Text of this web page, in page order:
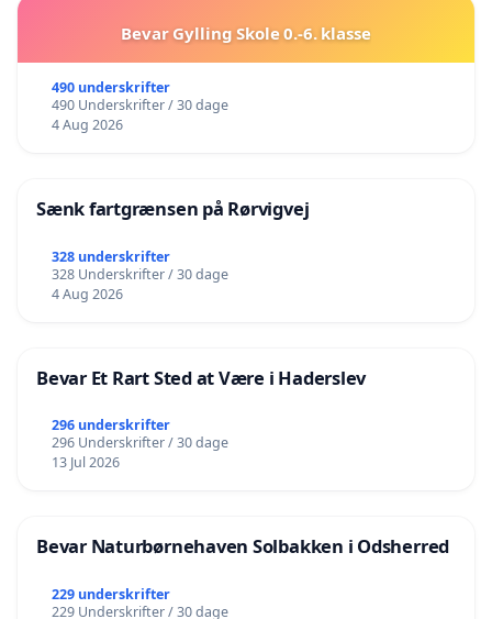
Bevar Gylling Skole 0.-6. klasse
490 underskrifter
490 Underskrifter / 30 dage
4 Aug 2026
Sænk fartgrænsen på Rørvigvej
328 underskrifter
328 Underskrifter / 30 dage
4 Aug 2026
Bevar Et Rart Sted at Være i Haderslev
296 underskrifter
296 Underskrifter / 30 dage
13 Jul 2026
Bevar Naturbørnehaven Solbakken i Odsherred
229 underskrifter
229 Underskrifter / 30 dage